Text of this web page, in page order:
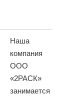
Наша
компания
ООО
«2РАСК»
занимается